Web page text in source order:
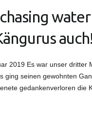
chasing
auch!
2019 Es war unser dritter
ging seinen gewohnten
gedankenverloren die